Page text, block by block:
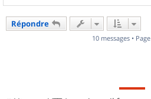
Répondre
10 messages • Page